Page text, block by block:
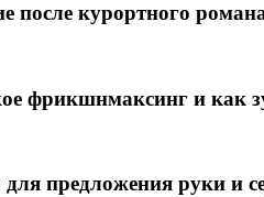
после курортного
фрикшнмаксинг и как
для предложения руки и